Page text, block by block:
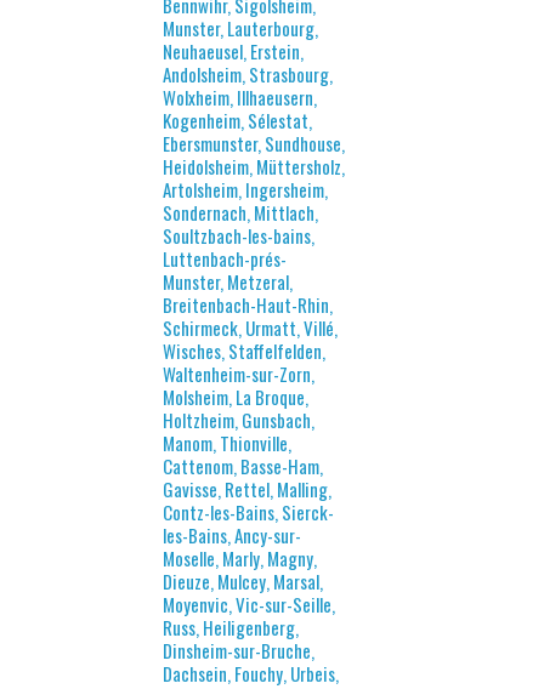
Munster, Lauterbourg,
Neuhaeusel, Erstein,
Andolsheim, Strasbourg,
Wolxheim, Illhaeusern,
Kogenheim, Sélestat,
Ebersmunster, Sundhouse,
Heidolsheim, Müttersholz,
Artolsheim, Ingersheim,
Sondernach, Mittlach,
Soultzbach-les-bains,
Luttenbach-prés-
Munster, Metzeral,
Breitenbach-Haut-Rhin,
Schirmeck, Urmatt, Villé,
Wisches, Staffelfelden,
Waltenheim-sur-Zorn,
Molsheim, La Broque,
Holtzheim, Gunsbach,
Manom, Thionville,
Cattenom, Basse-Ham,
Gavisse, Rettel, Malling,
Contz-les-Bains, Sierck-
les-Bains, Ancy-sur-
Moselle, Marly, Magny,
Dieuze, Mulcey, Marsal,
Moyenvic, Vic-sur-Seille,
Russ, Heiligenberg,
Dinsheim-sur-Bruche,
Dachsein, Fouchy, Urbeis,